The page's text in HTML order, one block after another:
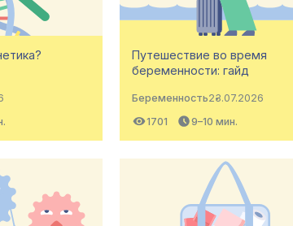
Путешествие во время
беременности: гайд
Беременность23.07.2026
1701
9–10 мин.